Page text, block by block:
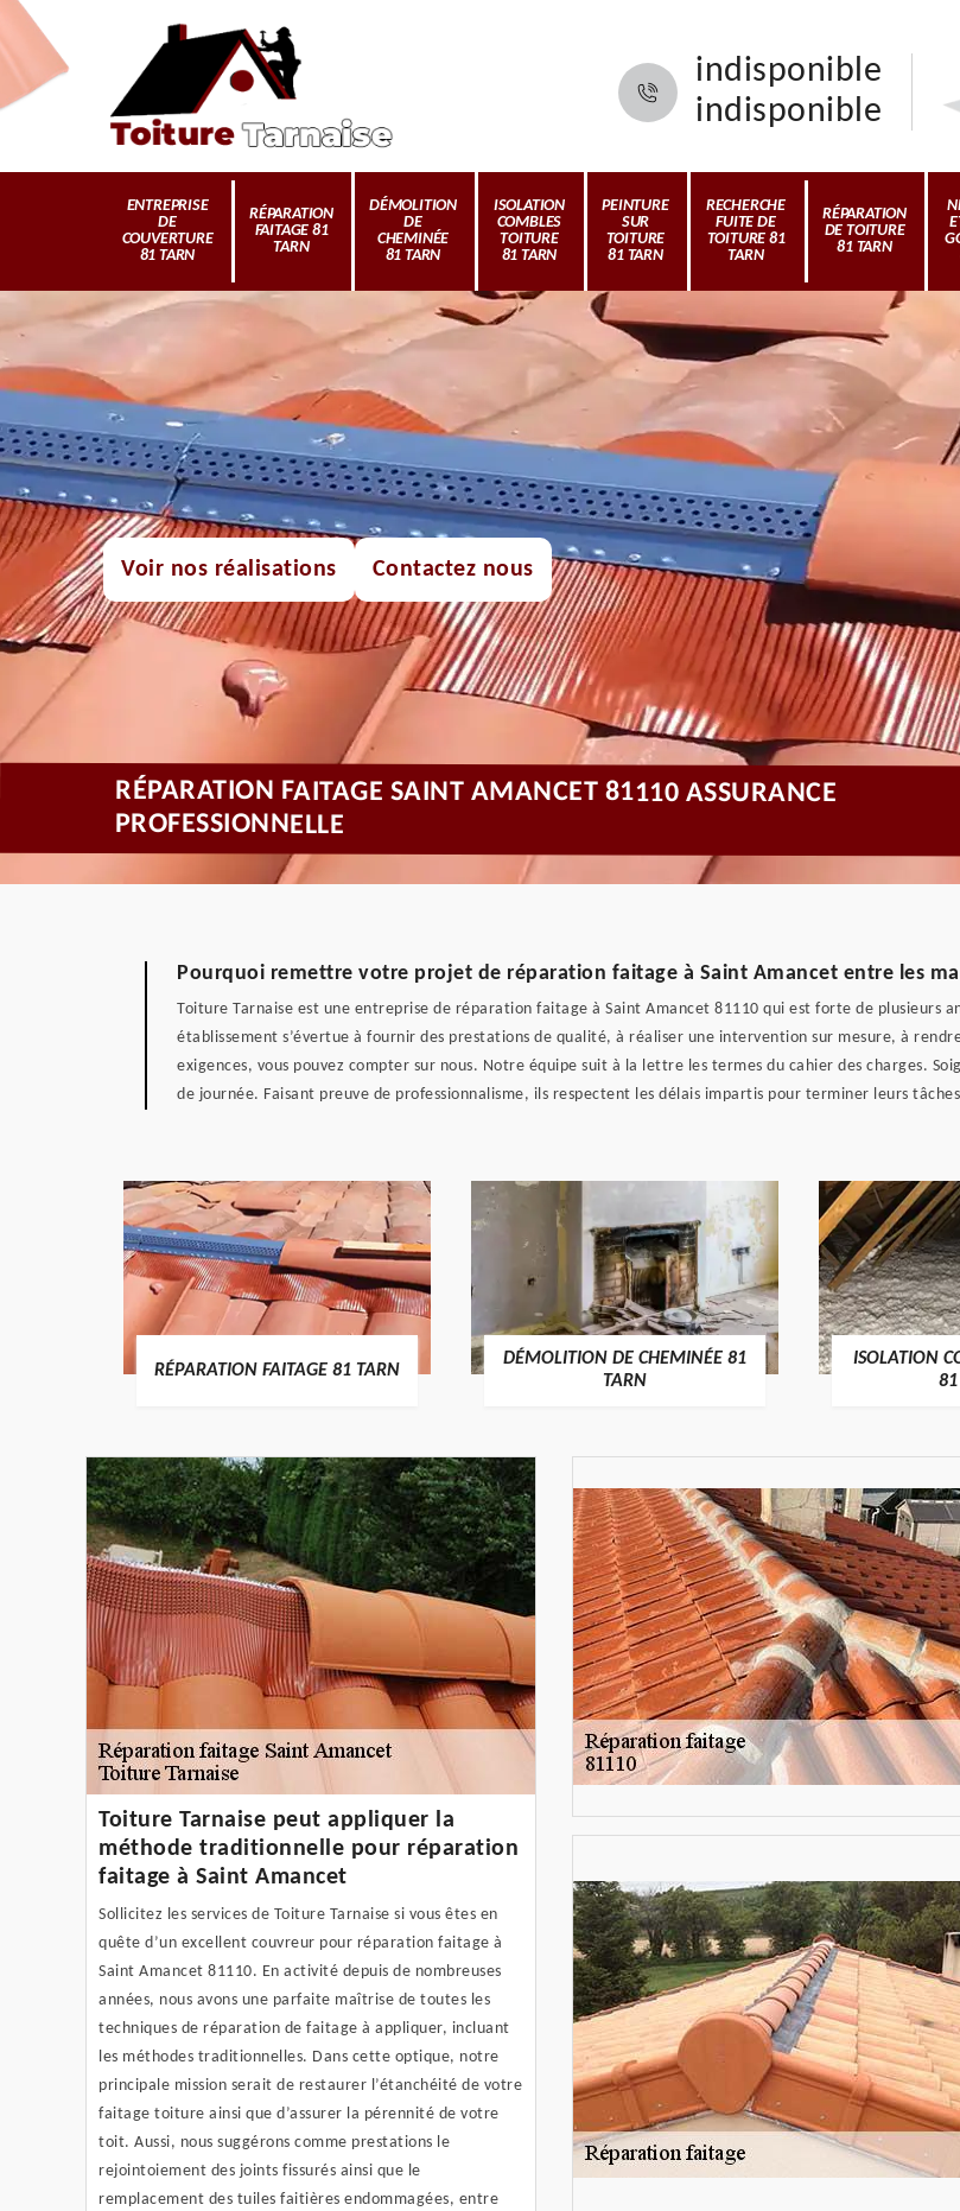
indisponible
indisponible
ENTREPRISE
DE
COUVERTURE
81 TARN
RÉPARATION
FAITAGE 81
TARN
DÉMOLITION
DE
CHEMINÉE
81 TARN
ISOLATION
COMBLES
TOITURE
81 TARN
PEINTURE
SUR
TOITURE
81 TARN
RECHERCHE
FUITE DE
TOITURE 81
TARN
RÉPARATION
DE TOITURE
81 TARN
Voir nos réalisations Contactez nous
RÉPARATION FAITAGE SAINT AMANCET 81110 ASSURANCE
PROFESSIONNELLE
Pourquoi remettre votre projet de réparation faitage à Saint Amancet entre les
Toiture Tarnaise est une entreprise de réparation faitage à Saint Amancet 81110 qui est forte de plusieurs
établissement s’évertue à fournir des prestations de qualité, à réaliser une intervention sur mesure, à
exigences, vous pouvez compter sur nous. Notre équipe suit à la lettre les termes du cahier des charges.
de journée. Faisant preuve de professionnalisme, ils respectent les délais impartis pour terminer leurs
RÉPARATION FAITAGE 81 TARN
DÉMOLITION DE CHEMINÉE 81
TARN
ISOLATION
81
Toiture Tarnaise peut appliquer la
méthode traditionnelle pour réparation
faitage à Saint Amancet
Sollicitez les services de Toiture Tarnaise si vous êtes en
quête d’un excellent couvreur pour réparation faitage à
Saint Amancet 81110. En activité depuis de nombreuses
années, nous avons une parfaite maîtrise de toutes les
techniques de réparation de faitage à appliquer, incluant
les méthodes traditionnelles. Dans cette optique, notre
principale mission serait de restaurer l’étanchéité de votre
faitage toiture ainsi que d’assurer la pérennité de votre
toit. Aussi, nous suggérons comme prestations le
rejointoiement des joints fissurés ainsi que le
remplacement des tuiles faitières endommagées, entre